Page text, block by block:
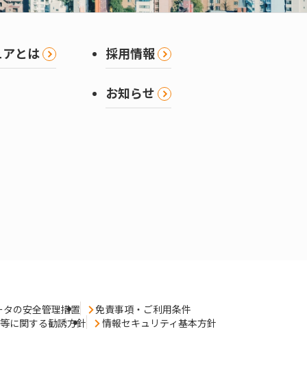
とは 採用情報
お知らせ
の安全管理措置
免責事項・ご利用条件
に関する勧誘方針
情報セキュリティ基本方針